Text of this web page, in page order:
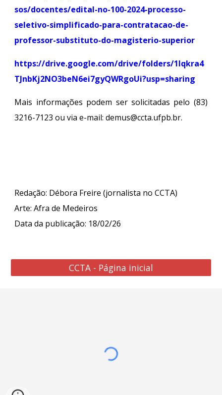
sos/docentes/edital-no-100-2024-processo-
seletivo-simplificado-para-contratacao-de-
professor-substituto-do-magisterio-superior
https://drive.google.com/drive/folders/1lqkra4
TJnbKj2NO3beN6ei7gyQWRgoUi?usp=sharing
Mais informações podem ser solicitadas pelo (83)
3216-7123 ou via e-mail: demus@ccta.ufpb.br.
Redação: Débora Freire (jornalista no CCTA)
Arte: Afra de Medeiros
Data da publicação: 18/02/26
CCTA - Página inicial